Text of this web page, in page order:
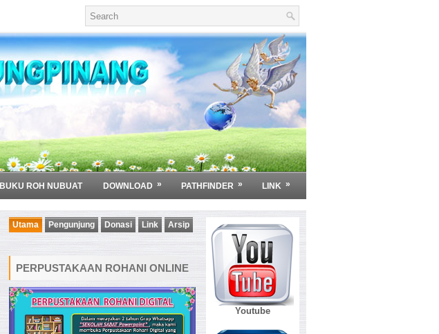
BUKU ROH NUBUAT DOWNLOAD » PATHFINDER » LINK »
Utama Pengunjung Donasi Link Arsip
PERPUSTAKAAN ROHANI ONLINE
Youtube